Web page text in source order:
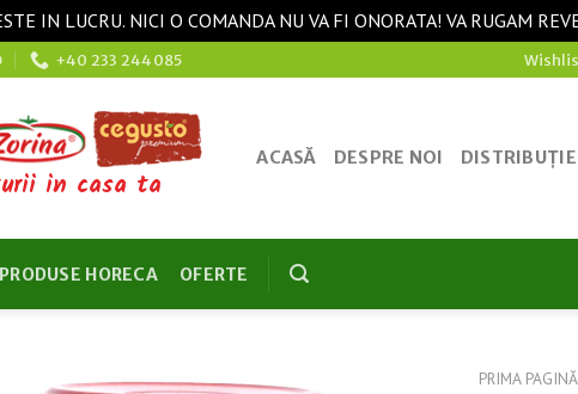
IN LUCRU. NICI O COMANDA NU VA FI ONORATA! VA RUGAM
+40 233 244085
in casa ta
ACASĂ DESPRE NOI DISTRIBUȚIE
PRODUSE HORECA OFERTE
PRIMA PAGINĂ